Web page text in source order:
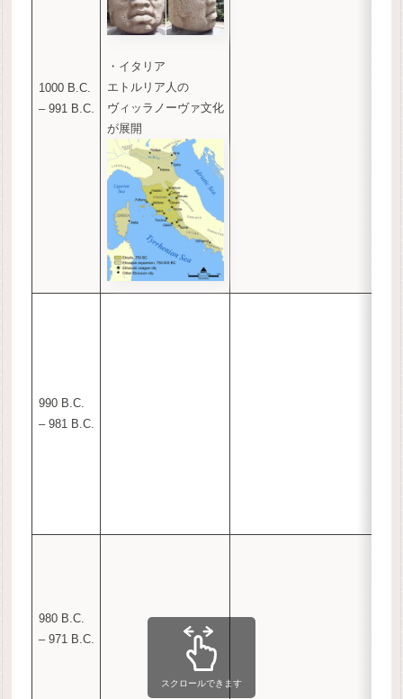
1000 B.C.
– 991 B.C.
・イタリア
エトルリア人の
ヴィッラノーヴァ文化
が展開
990 B.C.
– 981 B.C.
980 B.C.
– 971 B.C.
スクロールできます